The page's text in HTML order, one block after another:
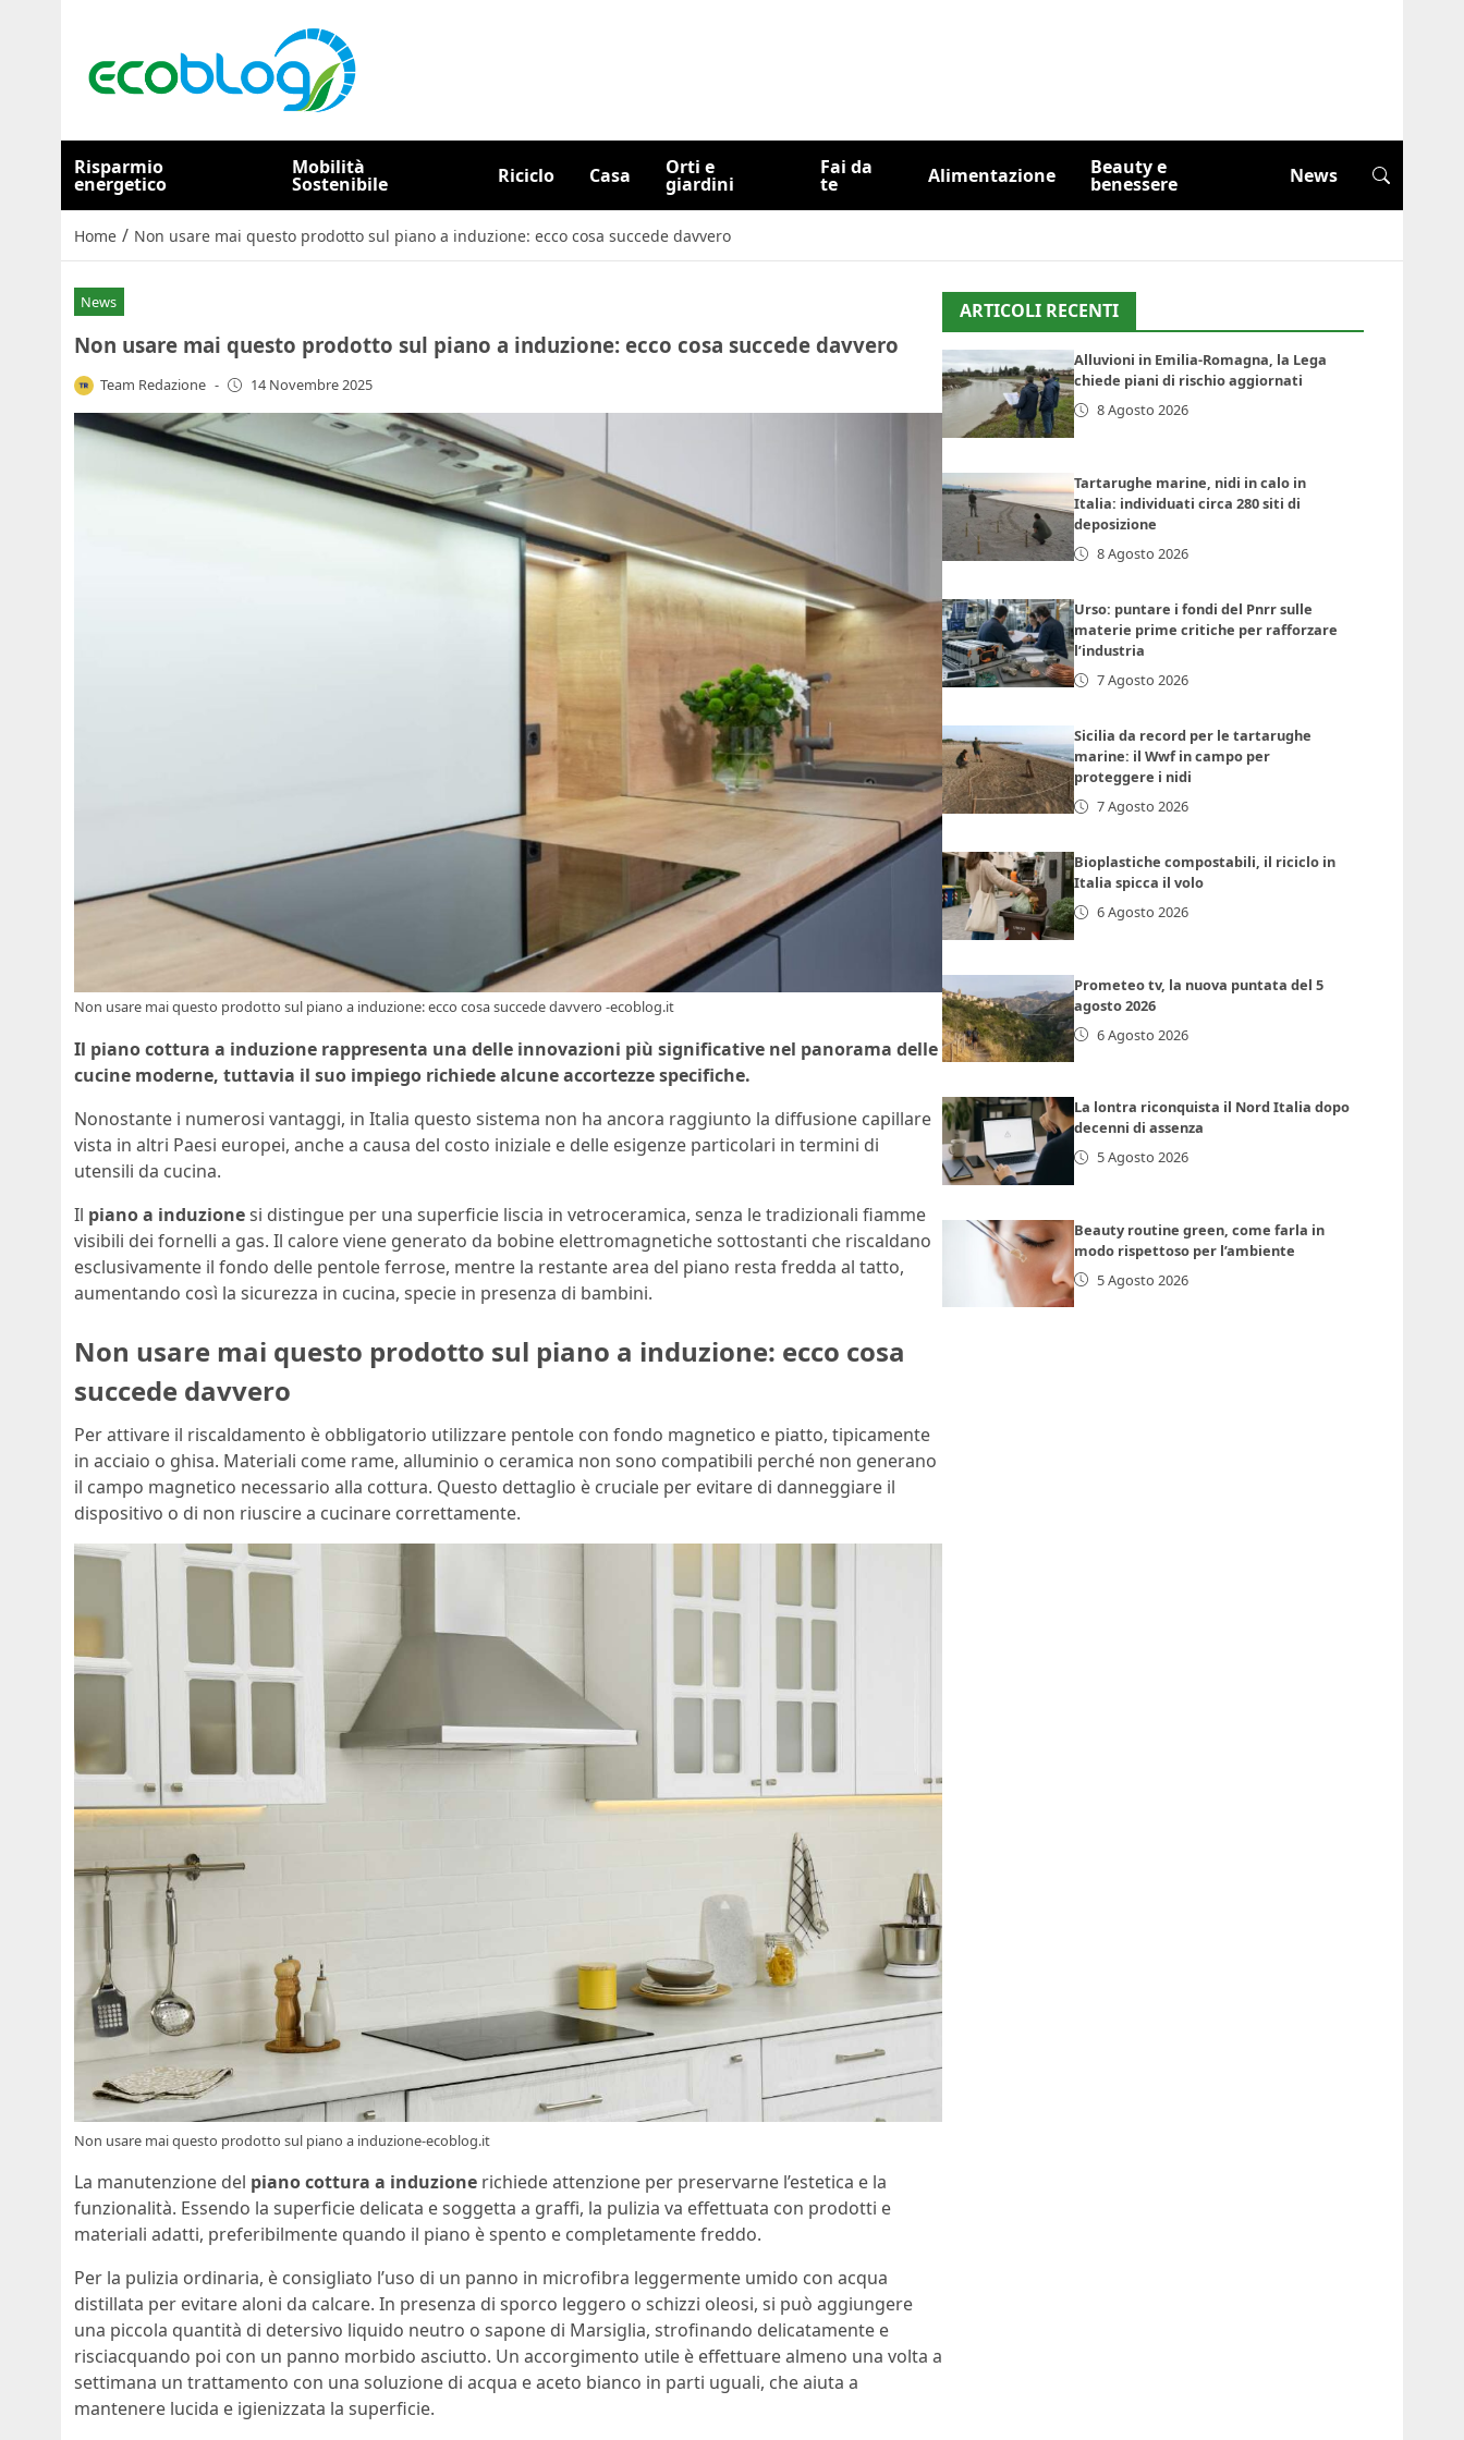
Risparmio
energetico
Mobilità
Sostenibile Riciclo Casa Orti e
giardini
Fai da
te Alimentazione Beauty e
benessere News
Home / Non usare mai questo prodotto sul piano a induzione: ecco cosa succede davvero
News
Non usare mai questo prodotto sul piano a induzione: ecco cosa succede davvero
Team Redazione - 14 Novembre 2025
Non usare mai questo prodotto sul piano a induzione: ecco cosa succede davvero -ecoblog.it
Il piano cottura a induzione rappresenta una delle innovazioni più significative nel panorama delle
cucine moderne, tuttavia il suo impiego richiede alcune accortezze specifiche.
Nonostante i numerosi vantaggi, in Italia questo sistema non ha ancora raggiunto la diffusione capillare
vista in altri Paesi europei, anche a causa del costo iniziale e delle esigenze particolari in termini di
utensili da cucina.
Il piano a induzionesi distingue per una superficie liscia in vetroceramica, senza le tradizionali fiamme
visibili dei fornelli a gas. Il calore viene generato da bobine elettromagnetiche sottostanti che riscaldano
esclusivamente il fondo delle pentole ferrose, mentre la restante area del piano resta fredda al tatto,
aumentando così la sicurezza in cucina, specie in presenza di bambini.
Non usare mai questo prodotto sul piano a induzione: ecco cosa
succede davvero
Per attivare il riscaldamento è obbligatorio utilizzare pentole con fondo magnetico e piatto, tipicamente
in acciaio o ghisa. Materiali come rame, alluminio o ceramica non sono compatibili perché non generano
il campo magnetico necessario alla cottura. Questo dettaglio è cruciale per evitare di danneggiare il
dispositivo o di non riuscire a cucinare correttamente.
Non usare mai questo prodotto sul piano a induzione-ecoblog.it
La manutenzione del piano cottura a induzione richiede attenzione per preservarne l’estetica e la
funzionalità. Essendo la superficie delicata e soggetta a graffi, la pulizia va effettuata con prodotti e
materiali adatti, preferibilmente quando il piano è spento e completamente freddo.
Per la pulizia ordinaria, è consigliato l’uso di un panno in microfibra leggermente umido con acqua
distillata per evitare aloni da calcare. In presenza di sporco leggero o schizzi oleosi, si può aggiungere
una piccola quantità di detersivo liquido neutro o sapone di Marsiglia, strofinando delicatamente e
risciacquando poi con un panno morbido asciutto. Un accorgimento utile è effettuare almeno una volta a
settimana un trattamento con una soluzione di acqua e aceto bianco in parti uguali, che aiuta a
mantenere lucida e igienizzata la superficie.
ARTICOLI RECENTI
Alluvioni in Emilia-Romagna, la Lega
chiede piani di rischio aggiornati
8 Agosto 2026
Tartarughe marine, nidi in calo in
Italia: individuati circa 280 siti di
deposizione
8 Agosto 2026
Urso: puntare i fondi del Pnrr sulle
materie prime critiche per rafforzare
l’industria
7 Agosto 2026
Sicilia da record per le tartarughe
marine: il Wwf in campo per
proteggere i nidi
7 Agosto 2026
Bioplastiche compostabili, il riciclo in
Italia spicca il volo
6 Agosto 2026
Prometeo tv, la nuova puntata del 5
agosto 2026
6 Agosto 2026
La lontra riconquista il Nord Italia dopo
decenni di assenza
5 Agosto 2026
Beauty routine green, come farla in
modo rispettoso per l’ambiente
5 Agosto 2026